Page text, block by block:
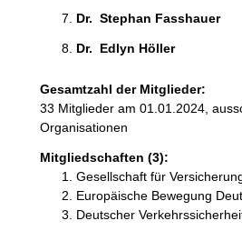
Dr.  Stephan Fasshauer
Dr.  Edlyn Höller
Gesamtzahl der Mitglieder:
33 Mitglieder am 01.01.2024,
Organisationen
Mitgliedschaften (3):
Gesellschaft für
Europäische Bewegung
Deutscher